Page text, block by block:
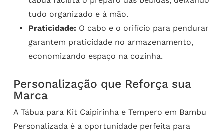
tudo organizado e à mão.
Praticidade: O cabo e o orifício para pendurar
garantem praticidade no armazenamento,
economizando espaço na cozinha.
Personalização que Reforça sua
Marca
A Tábua para Kit Caipirinha e Tempero em Bambu
Personalizada é a oportunidade perfeita para